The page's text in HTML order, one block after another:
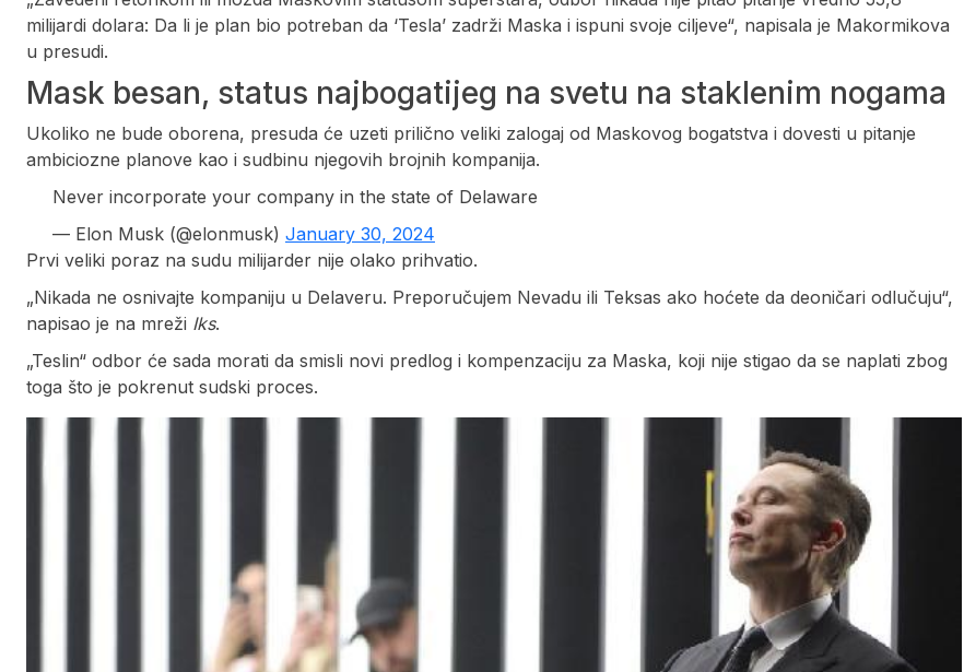
milijardi dolara: Da li je plan bio potreban da ‘Tesla’ zadrži Maska i ispuni svoje ciljeve“, napisala je Makormikova
u presudi.
Mask besan, status najbogatijeg na svetu na staklenim nogama
Ukoliko ne bude oborena, presuda će uzeti prilično veliki zalogaj od Maskovog bogatstva i dovesti u pitanje
ambiciozne planove kao i sudbinu njegovih brojnih kompanija.
Never incorporate your company in the state of Delaware
— Elon Musk (@elonmusk) January 30, 2024
Prvi veliki poraz na sudu milijarder nije olako prihvatio.
„Nikada ne osnivajte kompaniju u Delaveru. Preporučujem Nevadu ili Teksas ako hoćete da deoničari odlučuju“,
napisao je na mreži Iks.
„Teslin“ odbor će sada morati da smisli novi predlog i kompenzaciju za Maska, koji nije stigao da se naplati zbog
toga što je pokrenut sudski proces.